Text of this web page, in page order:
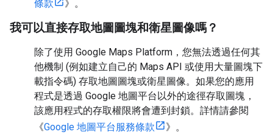
條款 》。
我可以直接存取地圖圖塊和衛星圖像嗎？
除了使用 Google Maps Platform，您無法透過任何其
他機制 (例如建立自己的 Maps API 或使用大量圖塊下
載指令碼) 存取地圖圖塊或衛星圖像。如果您的應用
程式是透過 Google 地圖平台以外的途徑存取圖塊，
該應用程式的存取權限將會遭到封鎖。詳情請參閱
《Google 地圖平台服務條款 》。